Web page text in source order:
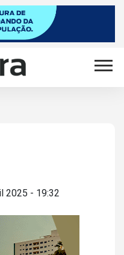
2025 - 19:32